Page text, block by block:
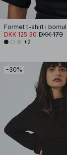
DKK 125.30 DKK 179
+2
-30%